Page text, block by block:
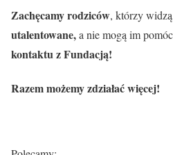
Zachęcamy rodziców, którzy
utalentowane,a nie mogą im
kontaktu z Fundacją!
Razem możemy zdziałać więcej!